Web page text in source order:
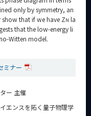
only by symmetry, an
that if we have ZN la
that the low-energy li
Witten model.
ミナー
ー 主催
エンスを拓く量子物理学